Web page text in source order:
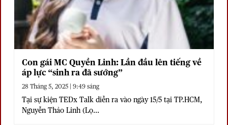
Con gái MC Quyền Linh: Lần đầu lên tiếng về
áp lực “sinh ra đã sướng”
28 Tháng 5, 2025 | 9:49 sáng
Tại sự kiện TEDx Talk diễn ra vào ngày 15/5 tại TP.HCM,
Nguyễn Thảo Linh (Lọ...